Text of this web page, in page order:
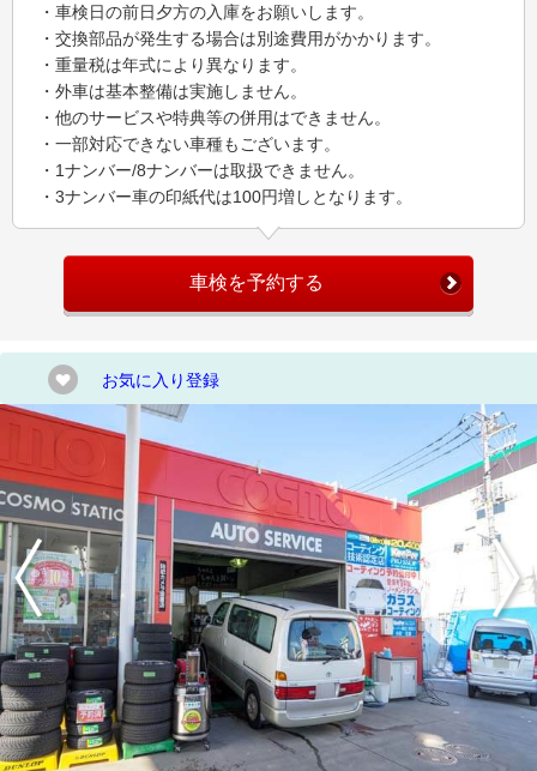
・車検日の前日夕方の入庫をお願いします。
・交換部品が発生する場合は別途費用がかかります。
・重量税は年式により異なります。
・外車は基本整備は実施しません。
・他のサービスや特典等の併用はできません。
・一部対応できない車種もございます。
・1ナンバー/8ナンバーは取扱できません。
・3ナンバー車の印紙代は100円増しとなります。
車検を予約する
お気に入り登録